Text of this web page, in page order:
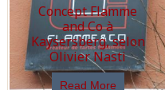
Concept Flamme
and Co à
Kaysersberg, selon
Olivier Nasti
Read More